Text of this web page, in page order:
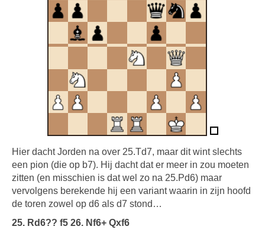
Hier dacht Jorden na over 25.Td7, maar dit wint slechts
een pion (die op b7). Hij dacht dat er meer in zou moeten
zitten (en misschien is dat wel zo na 25.Pd6) maar
vervolgens berekende hij een variant waarin in zijn hoofd
de toren zowel op d6 als d7 stond…
25. Rd6?? f5 26. Nf6+ Qxf6